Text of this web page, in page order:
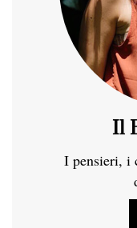
Il
I pensieri, i